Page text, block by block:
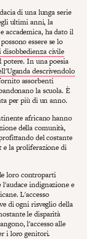
di una lunga serie
ultimi anni, la
accademica, ha dato il
essere se lo
civile
potere. In una poesia
descrivendolo
assorbenti
la scuola. È
per più di un anno.
africano hanno
della comunità,
del costante
e la proliferazione di
loro controparti
indignazione e
L'accesso
di ogni risveglio della
le disparità
l'accesso alle
i loro genitori.